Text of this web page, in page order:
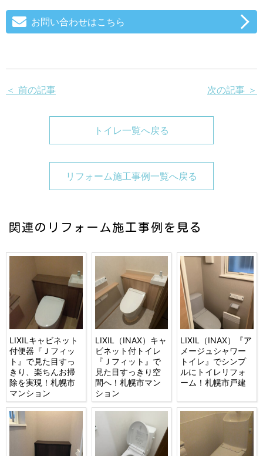
お問い合わせはこちら
＜ 前の記事 次の記事 ＞
トイレ一覧へ戻る
リフォーム施工事例一覧へ戻る
関連のリフォーム施工事例を見る
LIXILキャビネット
付便器『Ｊフィッ
ト』で見た目すっ
きり、楽ちんお掃
除を実現！札幌市
マンション
LIXIL（INAX）キャ
ビネット付トイレ
『Ｊフィット』で
見た目すっきり空
間へ！札幌市マン
ション
LIXIL（INAX）『ア
メージュシャワー
トイレ』でシンプ
ルにトイレリフォ
ーム！札幌市戸建